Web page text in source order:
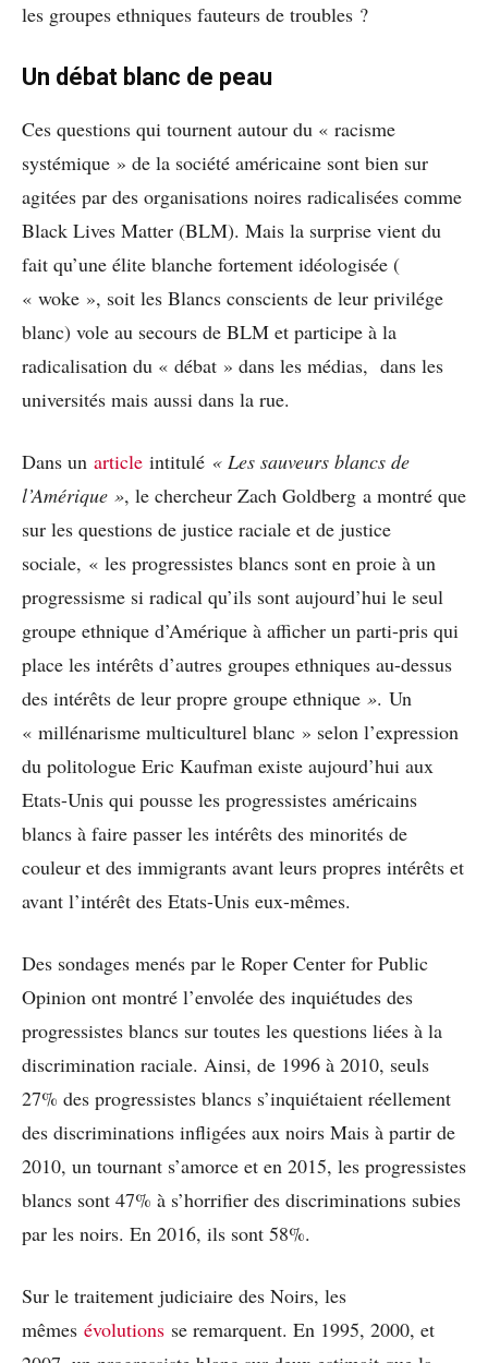
les groupes ethniques fauteurs de troubles ?
Un débat blanc de peau
Ces questions qui tournent autour du « racisme
systémique » de la société américaine sont bien sur
agitées par des organisations noires radicalisées comme
Black Lives Matter (BLM). Mais la surprise vient du
fait qu’une élite blanche fortement idéologisée (
« woke », soit les Blancs conscients de leur privilége
blanc) vole au secours de BLM et participe à la
radicalisation du « débat » dans les médias, dans les
universités mais aussi dans la rue.
Dans un article intitulé « Les sauveurs blancs de
l’Amérique », le chercheur Zach Goldberg a montré que
sur les questions de justice raciale et de justice
sociale, « les progressistes blancs sont en proie à un
progressisme si radical qu’ils sont aujourd’hui le seul
groupe ethnique d’Amérique à afficher un parti-pris qui
place les intérêts d’autres groupes ethniques au-dessus
des intérêts de leur propre groupe ethnique ». Un
« millénarisme multiculturel blanc » selon l’expression
du politologue Eric Kaufman existe aujourd’hui aux
Etats-Unis qui pousse les progressistes américains
blancs à faire passer les intérêts des minorités de
couleur et des immigrants avant leurs propres intérêts et
avant l’intérêt des Etats-Unis eux-mêmes.
Des sondages menés par le Roper Center for Public
Opinion ont montré l’envolée des inquiétudes des
progressistes blancs sur toutes les questions liées à la
discrimination raciale. Ainsi, de 1996 à 2010, seuls
27% des progressistes blancs s’inquiétaient réellement
des discriminations infligées aux noirs Mais à partir de
2010, un tournant s’amorce et en 2015, les progressistes
blancs sont 47% à s’horrifier des discriminations subies
par les noirs. En 2016, ils sont 58%.
Sur le traitement judiciaire des Noirs, les
mêmes évolutions se remarquent. En 1995, 2000, et